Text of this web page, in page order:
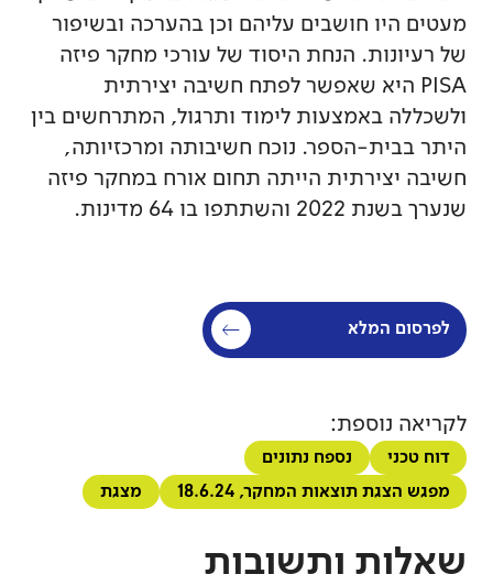
מעטים היו חושבים עליהם וכן בהערכה ובשיפור
של רעיונות. הנחת היסוד של עורכי מחקר פיזה
PISA היא שאפשר לפתח חשיבה יצירתית
ולשכללה באמצעות לימוד ותרגול, המתרחשים בין
היתר בבית-הספר. נוכח חשיבותה ומרכזיותה,
חשיבה יצירתית הייתה תחום אורח במחקר פיזה
שנערך בשנת 2022 והשתתפו בו 64 מדינות.
לפרסום המלא
לקריאה נוספת:
דוח טכני
נספח נתונים
מפגש הצגת תוצאות המחקר, 18.6.24
מצגת
שאלות ותשובות